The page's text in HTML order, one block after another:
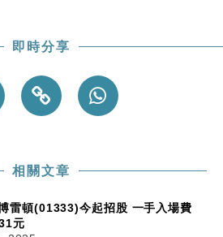
即時分享
相關文章
雷頓(01333)今起招股 一手入場費
元